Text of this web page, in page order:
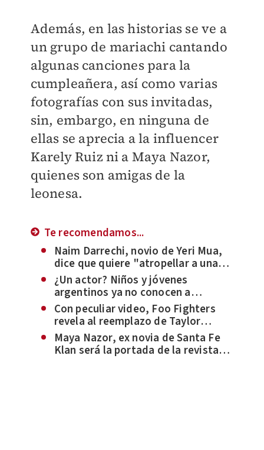
Además, en las historias se ve a
un grupo de mariachi cantando
algunas canciones para la
cumpleañera, así como varias
fotografías con sus invitadas,
sin, embargo, en ninguna de
ellas se aprecia a la influencer
Karely Ruiz ni a Maya Nazor,
quienes son amigas de la
leonesa.
Te recomendamos...
Naim Darrechi, novio de Yeri Mua,
dice que quiere "atropellar a una
mujer gorda"
¿Un actor? Niños y jóvenes
argentinos ya no conocen a
Gustavo Cerati | VIDEO
Con peculiar video, Foo Fighters
revela al reemplazo de Taylor
Hawkins como baterista
Maya Nazor, ex novia de Santa Fe
Klan será la portada de la revista